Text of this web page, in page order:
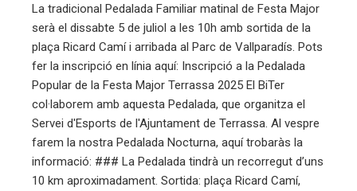
La tradicional Pedalada Familiar matinal de Festa Major
serà el dissabte 5 de juliol a les 10h amb sortida de la
plaça Ricard Camí i arribada al Parc de Vallparadís. Pots
fer la inscripció en línia aquí: Inscripció a la Pedalada
Popular de la Festa Major Terrassa 2025 El BiTer
col·laborem amb aquesta Pedalada, que organitza el
Servei d'Esports de l'Ajuntament de Terrassa. Al vespre
farem la nostra Pedalada Nocturna, aquí trobaràs la
informació: ### La Pedalada tindrà un recorregut d’uns
10 km aproximadament. Sortida: plaça Ricard Camí,